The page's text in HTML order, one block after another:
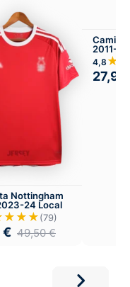
Nottingham
24 Local
(79)
€ 49,50€
2011-12
4,8
27,99